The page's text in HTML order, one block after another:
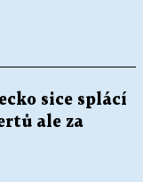
sice splácí
ale za